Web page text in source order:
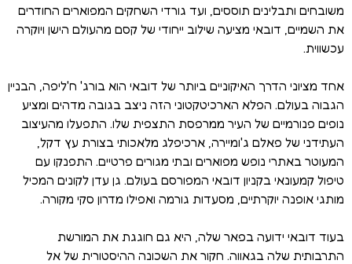
משובחים ותבלינים תוססים, ועד גורדי השחקים המפוארים החודרים
את השמיים, דובאי מציעה שילוב ייחודי של קסם מהעולם הישן ויוקרה
עכשווית.
אחד מציוני הדרך האיקוניים ביותר של דובאי הוא בורג' ח'ליפה, הבניין
הגבוה בעולם. הפלא הארכיטקטוני הזה ניצב בגובה מדהים ומציע
נופים פנורמיים של העיר ממרפסת התצפית שלו. התפעלו מהעיצוב
העתידני של פאלם ג'ומיירה, ארכיפלג מלאכותי בצורת עץ דקל,
המעוטר באתרי נופש מפוארים ובתי מגורים פרטיים. התפנקו עם
טיפול קמעונאי בקניון דובאי המפורסם בעולם. גן עדן לקונים המכיל
מותגי אופנה יוקרתיים, מסעדות גורמה ואפילו מדרון סקי מקורה.
בעוד דובאי ידועה בפאר שלה, היא גם חוגגת את המורשת
התרבותית שלה בגאווה. חקור את השכונה ההיסטורית של אל